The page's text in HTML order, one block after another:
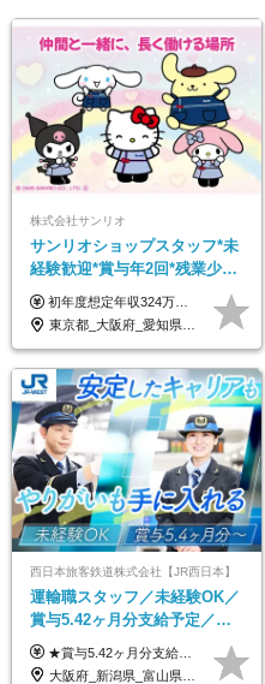
株式会社サンリオ
サンリオショップスタッフ*未
経験歓迎*賞与年2回*残業少な
め*産育休取得実績豊富*可愛
い制服*社割有
初年度想定年収324万円～690万円！ ◆全国一律 月給230,000円～＋賞与＋通勤手当＋役職手当＋時間外手当 《手当充実！》 ＊昇給/年1回 ＊賞与/年2回（7月/12月） ＊通勤手当：交通費支給（規定あり） ＊時間外手当 ＊販売職手当 ＊役職手当 《キャリアパス》 ▼店長（32歳）／年収400万円 ▼トレーナー（37歳）／年収500万円 ▼SV（40歳）／年収570万円 ※SVとして活躍された場合、574万円以上に昇給も目指せます。 日頃のお店での頑張りをしっかり評価する体制を整えており、 ご自身の努力次第で昇給する制度を用意しています！ 《ゆくゆくは・・・》 ■店舗スタッフをとりまとめ、お店づくりを主体で行う店長へ ■複数店舗を統括するトレーナーへとキャリアアップ ■様々な規模の店舗を経験しSVとして活躍した後は、本社の教育担当や店舗支援を担う本部スタッフとして活躍いただけます。 ※経験・能力を考慮の上、当社規定により優遇いたします。 ※入社日から6カ月間の試用期間あり。その間の待遇に差異はありません。
東京都_大阪府_愛知県_北海道_栃木県_静岡県_兵庫県_京都府_福岡県
西日本旅客鉄道株式会社【JR西日本】
運輸職スタッフ／未経験OK／
賞与5.42ヶ月分支給予定／残
業月11h程／年休119日+有給
平均18.7日
★賞与5.42ヶ月分支給予定あり！ （大卒以上）月給24万1,692円～39万5,780円＋各種手当＋賞与2回 （高卒以上）月給22万2,662円～39万5,780円＋各種手当＋賞与2回 ※上記は2025年度新卒支払額（京阪神地区）となります ※勤務地・学歴で異なり、ご経験・能力等をふまえた金額を加算します ※残業代は別途全額支給します ※当社規程に基づき決定します ※試用期間あり（3ヶ月／待遇に変更はありません） ※基本給以外の諸手当として扶養・職務・時間外・通勤手当等を支給します ※京阪神地区以外の勤務地の場合 月給（大卒）23万0,706円～／月給（高卒）21万2,541円～となります
大阪府_新潟県_富山県_石川県_福井県_三重県_兵庫県_京都府_滋賀県_奈良県_和歌山県_広島県_岡山県_鳥取県_島根県_山口県_福岡県